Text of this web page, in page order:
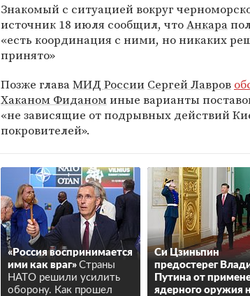
Знакомый с ситуацией вокруг
источник 18 июля сообщил, чтоАнкара
«есть координация с ними, но никаких
принято»
Позже главаМИД России Сергей Лавров
Хаканом Фиданоминые варианты
«не зависящие от подрывных действий
покровителей».
«Россия воспринимается
ими как враг» Страны
НАТО решили усилить
оборону. Как прошел
Си Цзиньпин
предостерег
Путина от
ядерного оружия